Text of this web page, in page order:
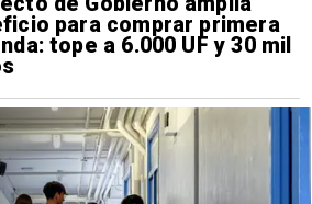
para comprar primera
tope a 6.000 UF y 30 mil